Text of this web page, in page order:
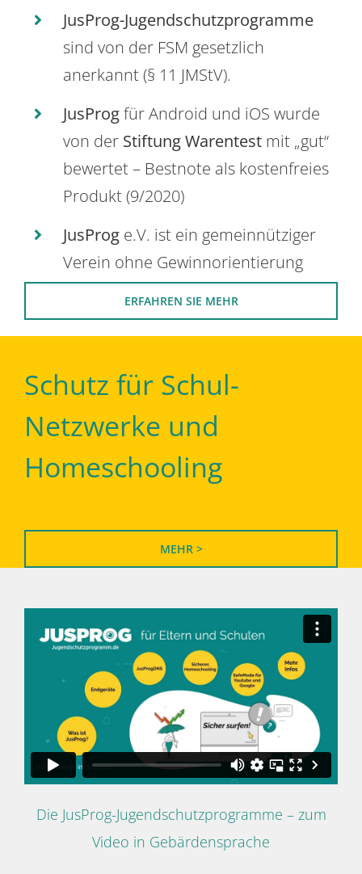
JusProg-Jugendschutzprogramme
sind von der FSM gesetzlich
anerkannt (§ 11 JMStV).
JusProgfür Android und iOS wurde
von der Stiftung Warentest mit „gut“
bewertet – Bestnote als kostenfreies
Produkt (9/2020)
JusProg e.V. ist ein gemeinnütziger
Verein ohne Gewinnorientierung
ERFAHREN SIE MEHR
Schutz für Schul-
Netzwerke und
Homeschooling
MEHR >
Die JusProg-Jugendschutzprogramme – zum
Video in Gebärdensprache